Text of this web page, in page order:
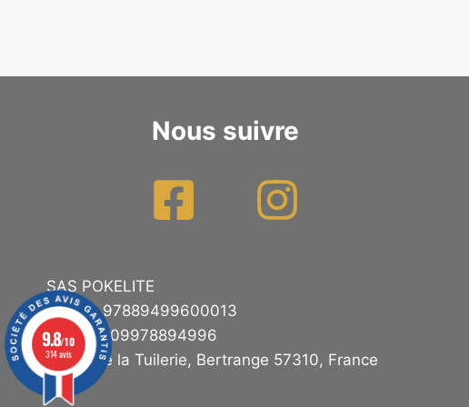
Nous suivre
SAS POKELITE
SIRET : 97889499600013
TVA : FR09978894996
11 rue de la Tuilerie, Bertrange 57310, France
9.8/10
314 avis